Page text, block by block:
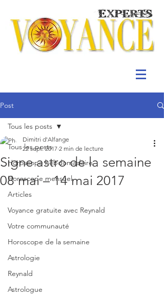
Post
Tous les posts
Horoscope hebdomadaire
Horoscope mensuel
Articles
Voyance gratuite avec Reynald
Votre communauté
Horoscope de la semaine
Astrologie
Reynald
Astrologue
Tous les posts
Signe astro de la semaine
08 mai – 14 mai 2017
Dimitri d'Alfange
22 sept. 2017 2 min de lecture